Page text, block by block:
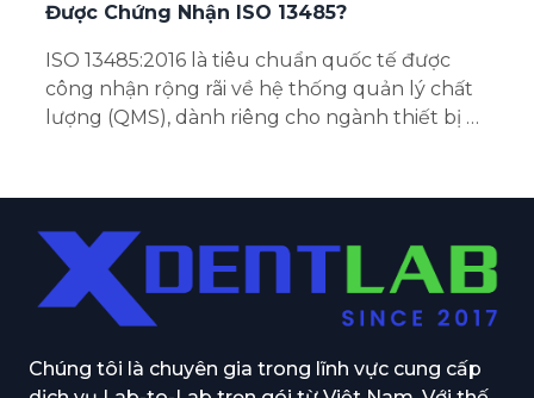
Được Chứng Nhận ISO 13485?
ISO 13485:2016 là tiêu chuẩn quốc tế được
công nhận rộng rãi về hệ thống quản lý chất
lượng (QMS), dành riêng cho ngành thiết bị y
Chúng tôi là chuyên gia trong lĩnh vực cung cấp